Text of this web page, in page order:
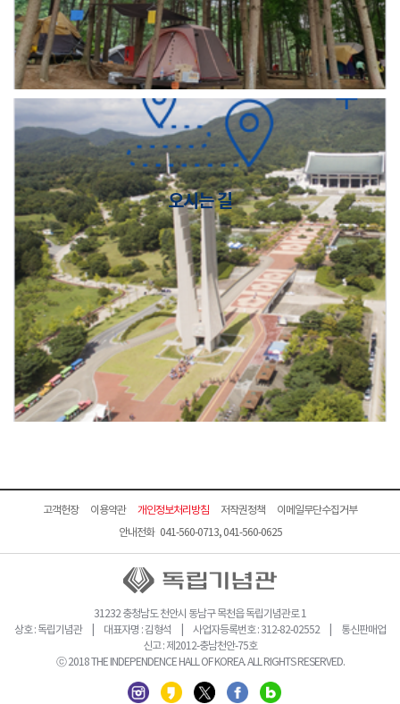
오시는 길
고객헌장 이용약관 개인정보처리방침 저작권정책
이메일무단수집거부
안내전화 041-560-0713, 041-560-0625
31232 충청남도 천안시 동남구 목천읍 독립기념관로 1
상호 : 독립기념관 | 대표자명 : 김형석 | 사업자등록번호 : 312-82-02552 | 통신판매업
신고 : 제2012-충남천안-75호
ⓒ 2018 THE INDEPENDENCE HALL OF KOREA. ALL RIGHTS RESERVED.